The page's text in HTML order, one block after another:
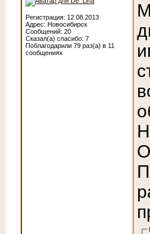
Регистрация: 12.08.2013
Адрес: Новосибирск
Сообщений: 20
Сказал(а) спасибо: 7
Поблагодарили 79 раз(а) в 11
сообщениях